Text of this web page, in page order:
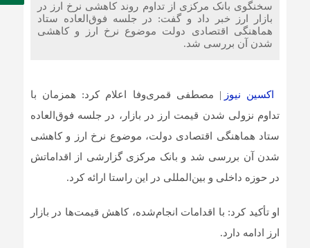
سخنگوی بانک مرکزی از تداوم روند کاهشی نرخ ارز در
بازار ارز خبر داد و گفت: در جلسه فوق‌العاده ستاد
هماهنگی اقتصادی دولت موضوع نرخ ارز و کاهشی
شدن آن بررسی شد.
اکسین نیوز | مصطفی قمری‌وفا اعلام کرد: همزمان با
تداوم نزولی شدن قیمت ارز در بازار، در جلسه فوق‌العاده
ستاد هماهنگی اقتصادی دولت، موضوع نرخ ارز و کاهشی
شدن آن بررسی شد و بانک مرکزی گزارشی از اقداماتش
در حوزه داخلی و بین‌المللی در این راستا ارائه کرد.
او تأکید کرد: با اقدامات انجام‌شده، کاهش قیمت‌ها در بازار
ارز ادامه دارد.